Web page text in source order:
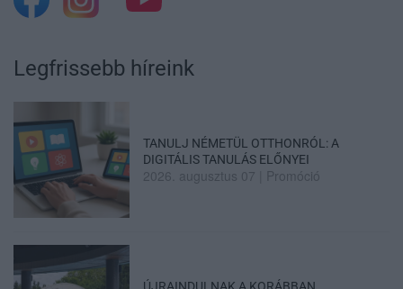
Legfrissebb híreink
TANULJ NÉMETÜL OTTHONRÓL: A
DIGITÁLIS TANULÁS ELŐNYEI
2026. augusztus 07 Promóció